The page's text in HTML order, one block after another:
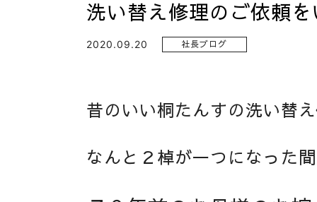
洗い替え修理のご依頼
2020.09.20 社長ブログ
昔のいい桐たんすの洗い替
なんと２棹が一つになった